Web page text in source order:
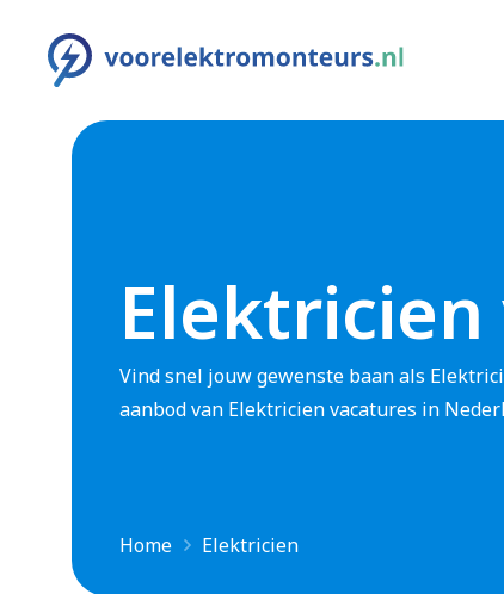
Vind snel jouw gewenste baan als
aanbod van Elektricien vacatures in
Home Elektricien